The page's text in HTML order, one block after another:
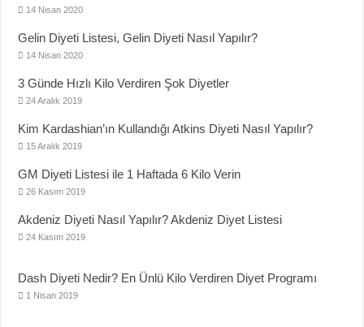
14 Nisan 2020
Gelin Diyeti Listesi, Gelin Diyeti Nasıl Yapılır?
14 Nisan 2020
3 Günde Hızlı Kilo Verdiren Şok Diyetler
24 Aralık 2019
Kim Kardashian’ın Kullandığı Atkins Diyeti Nasıl Yapılır?
15 Aralık 2019
GM Diyeti Listesi ile 1 Haftada 6 Kilo Verin
26 Kasım 2019
Akdeniz Diyeti Nasıl Yapılır? Akdeniz Diyet Listesi
24 Kasım 2019
Dash Diyeti Nedir? En Ünlü Kilo Verdiren Diyet Programı
1 Nisan 2019